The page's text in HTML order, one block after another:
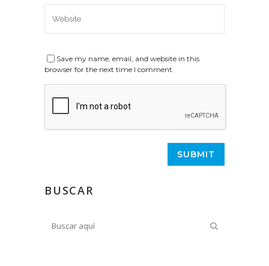
Save my name, email, and website in this
browser for the next time I comment.
BUSCAR